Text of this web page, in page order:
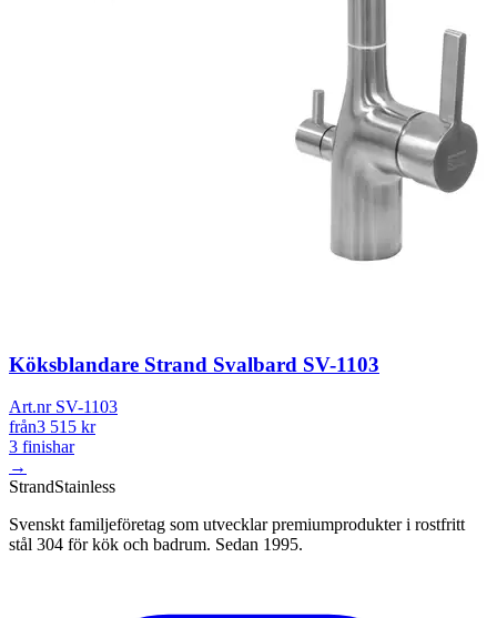
Köksblandare Strand Svalbard SV-1103
Art.nr SV-1103
från3 515 kr
3 finishar
→
StrandStainless
Svenskt familjeföretag som utvecklar premiumprodukter i rostfritt
stål 304 för kök och badrum. Sedan 1995.